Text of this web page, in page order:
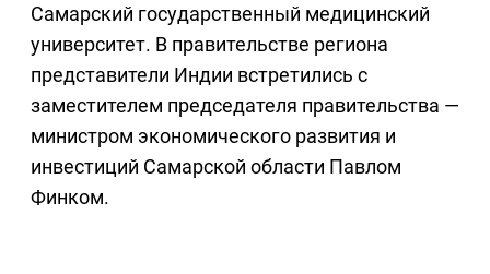
Самарский государственный медицинский
университет. В правительстве региона
представители Индии встретились с
заместителем председателя правительства —
министром экономического развития и
инвестиций Самарской области Павлом
Финком.